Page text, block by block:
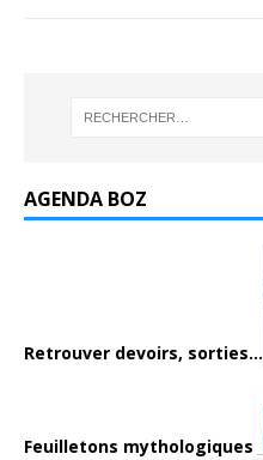
AGENDA BOZ
Retrouver devoirs, sorties...
Feuilletons mythologiques